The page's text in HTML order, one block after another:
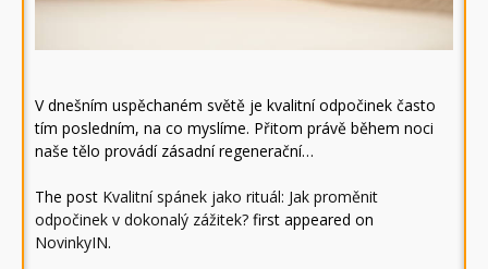
V dnešním uspěchaném světě je kvalitní odpočinek často
tím posledním, na co myslíme. Přitom právě během noci
naše tělo provádí zásadní regenerační…
The post Kvalitní spánek jako rituál: Jak proměnit
odpočinek v dokonalý zážitek? first appeared on
NovinkyIN.